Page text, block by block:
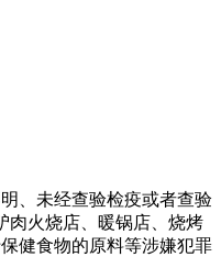
、未经查验检疫或者查验
肉火烧店、暖锅店、烧烤
健食物的原料等涉嫌犯罪